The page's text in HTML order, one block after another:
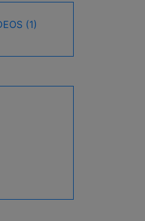
(1)